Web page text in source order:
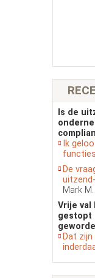
Is de
Ik
De
Mark
Vrije val
gestopt
Dat zijn